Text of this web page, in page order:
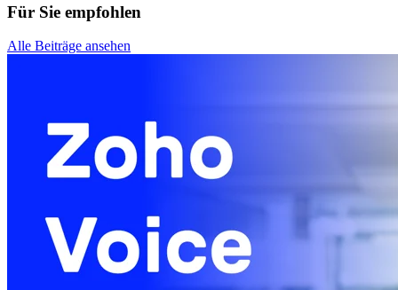
Für Sie empfohlen
Alle Beiträge ansehen